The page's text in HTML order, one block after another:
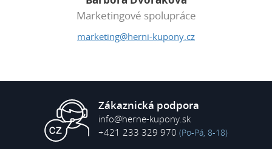
Marketingové spolupráce
marketing@herni-kupony.cz
Zákaznická podpora
info@herne-kupony.sk
+421 233 329 970 (Po-Pá, 8-18)